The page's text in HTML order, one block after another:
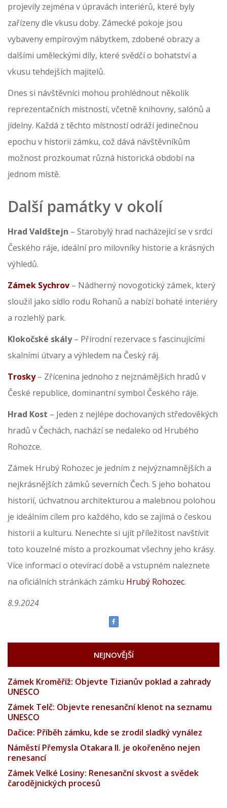
projevily zejména v úpravách interiérů, které byly
zařízeny dle vkusu doby. Zámecké pokoje jsou
vybaveny empírovým nábytkem, zdobené obrazy a
dalšími uměleckými díly, které svědčí o bohatství a
vkusu tehdejších majitelů.
Dnes si návštěvníci mohou prohlédnout několik
reprezentačních místností, včetně knihovny, salónů a
jídelny. Každá z těchto místností odráží jedinečnou
epochu v historii zámku, což dává návštěvníkům
možnost prozkoumat různá historická období na
jednom místě.
Další památky v okolí
Hrad Valdštejn – Starobylý hrad nacházející se v srdci
Českého ráje, ideální pro milovníky historie a krásných
výhledů.
Zámek Sychrov – Nádherný novogotický zámek, který
sloužil jako sídlo rodu Rohanů a nabízí bohaté interiéry
a rozlehlý park.
Klokočské skály– Přírodní rezervace s fascinujícími
skalními útvary a výhledem na Český ráj.
Trosky– Zřícenina jednoho z nejznámějších hradů v
České republice, dominantní symbol Českého ráje.
Hrad Kost – Jeden z nejlépe dochovaných středověkých
hradů v Čechách, nachází se nedaleko od Hrubého
Rohozce.
Zámek Hrubý Rohozec je jedním z nejvýznamnějších a
nejkrásnějších zámků severních Čech. S jeho bohatou
historií, úchvatnou architekturou a malebnou polohou
je ideálním cílem pro každého, kdo se zajímá o českou
historii a kulturu. Nenechte si ujít příležitost navštívit
toto kouzelné místo a prozkoumat všechny jeho krásy.
Více informací o otevírací době a vstupném naleznete
na oficiálních stránkách zámku Hrubý Rohozec.
8.9.2024
NEJNOVĚJŠÍ
Zámek Kroměříž: Objevte Tizianův poklad a zahrady
UNESCO
Zámek Telč: Objevte renesanční klenot na seznamu
UNESCO
Dačice: Příběh zámku, kde se zrodil sladký vynález
Náměstí Přemysla Otakara II. je okořeněno nejen
renesancí
Zámek Velké Losiny: Renesanční skvost a svědek
čarodějnických procesů